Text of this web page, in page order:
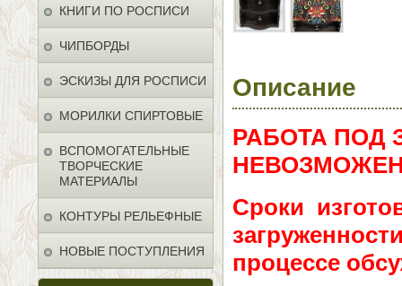
КНИГИ ПО РОСПИСИ
ЧИПБОРДЫ
ЭСКИЗЫ ДЛЯ РОСПИСИ
МОРИЛКИ СПИРТОВЫЕ
ВСПОМОГАТЕЛЬНЫЕ
ТВОРЧЕСКИЕ
МАТЕРИАЛЫ
КОНТУРЫ РЕЛЬЕФНЫЕ
НОВЫЕ ПОСТУПЛЕНИЯ
Описание
РАБОТА ПОД
Сроки
процессе